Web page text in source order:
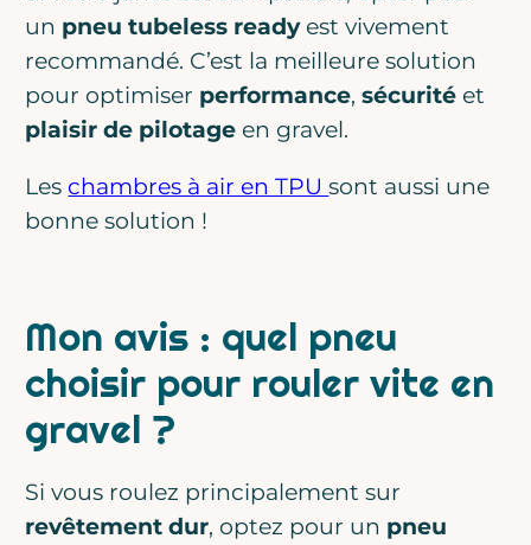
un pneu tubeless readyest vivement
recommandé. C’est la meilleure solution
pour optimiser performance,sécurité et
plaisir de pilotage en gravel.
Les chambres à air en TPUsont aussi une
bonne solution !
Mon avis : quel pneu
choisir pour rouler vite en
gravel ?
Si vous roulez principalement sur
revêtement dur, optez pour un pneu